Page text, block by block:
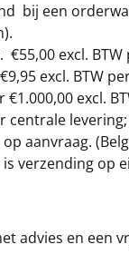
bij een
€55,00 excl. BTW
excl. BTW
€1.000,00 excl.
aanvraag.
verzending op
advies en een